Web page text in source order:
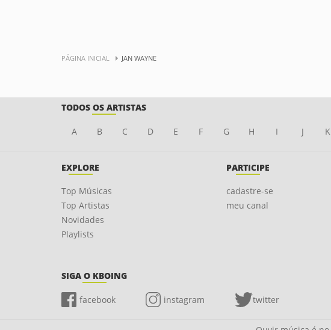
PÁGINA INICIAL JAN WAYNE
TODOS OS ARTISTAS
A B C D E F G H I J K
EXPLORE
Top Músicas
Top Artistas
Novidades
Playlists
PARTICIPE
cadastre-se
meu canal
SIGA O KBOING
facebook instagram twitter